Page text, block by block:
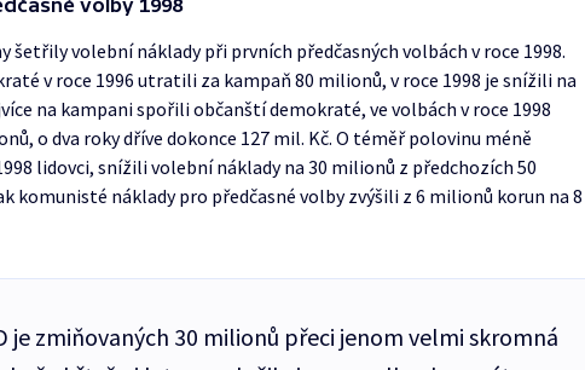
volby 1998
šetřily volební náklady při prvních předčasných volbách v roce 1998.
v roce 1996 utratili za kampaň 80 milionů, v roce 1998 je snížili na
na kampani spořili občanští demokraté, ve volbách v roce 1998
o dva roky dříve dokonce 127 mil. Kč. O téměř polovinu méně
lidovci, snížili volební náklady na 30 milionů z předchozích 50
komunisté náklady pro předčasné volby zvýšili z 6 milionů korun na 8
je zmiňovaných 30 milionů přeci jenom velmi skromná